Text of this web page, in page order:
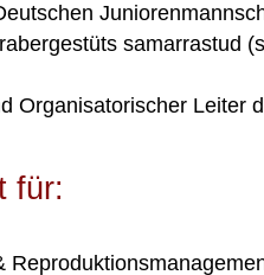
samarrastud
Organisatorischer Leiter
für: